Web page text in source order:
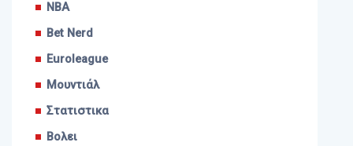
NBA
Bet Nerd
Euroleague
Μουντιάλ
Στατιστικα
Βολει